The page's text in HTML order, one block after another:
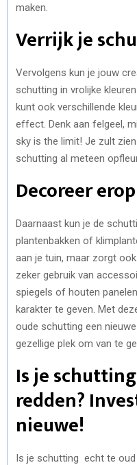
maken.
Verrijk je
Vervolgens kun je jouw
schutting in vrolijke
kunt ook verschillende
effect. Denk aan felgeel,
sky is the limit! Je zult
schutting al meteen
Decoreer
Daarnaast kun je de
plantenbakken of
aan je tuin, maar zorgt
zeker gebruik van
spiegels of houten
karakter te geven. Met
oude schutting een
gezellige plek om van te
Is je
redden?
nieuwe!
Is je schutting echt te